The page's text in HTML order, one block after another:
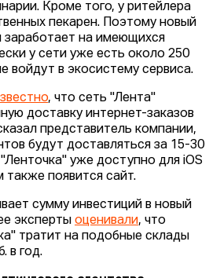
Кроме того, у ритейлера
пекарен. Поэтому новый
заработает на имеющихся
у сети уже есть около 250
войдут в экосистему сервиса.
, что сеть "Лента"
доставку интернет-заказов
представитель компании,
будут доставляться за 15-30
уже доступно для iOS
также появится сайт.
сумму инвестиций в новый
эксперты оценивали, что
тратит на подобные склады
в год.